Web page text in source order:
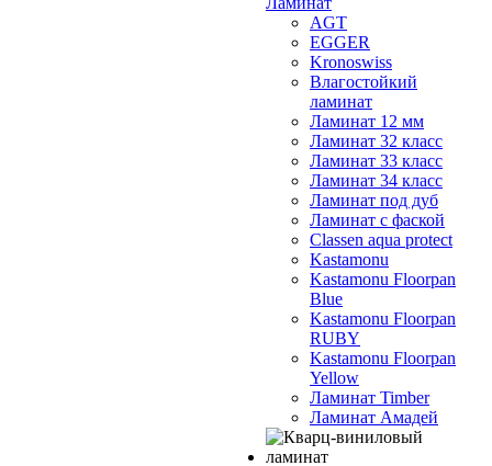
AGT
EGGER
Kronoswiss
Влагостойкий
ламинат
Ламинат 12 мм
Ламинат 32 класс
Ламинат 33 класс
Ламинат 34 класс
Ламинат под дуб
Ламинат с фаской
Classen aqua protect
Kastamonu
Kastamonu Floorpan
Blue
Kastamonu Floorpan
RUBY
Kastamonu Floorpan
Yellow
Ламинат Timber
Ламинат Амадей